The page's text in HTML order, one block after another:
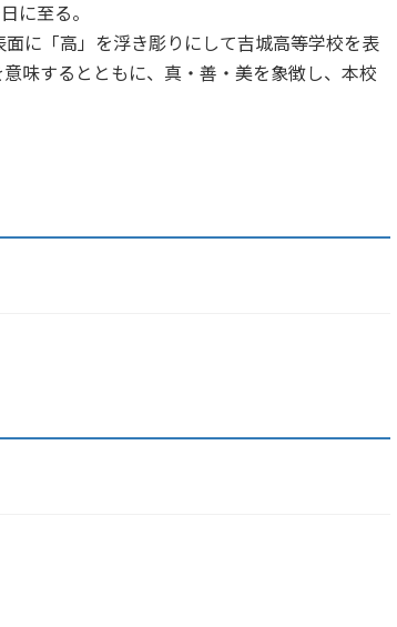
に至る。
に「高」を浮き彫りにして吉城高等学校を表
味するとともに、真・善・美を象徴し、本校